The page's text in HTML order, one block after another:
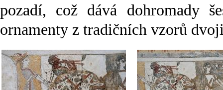
pozadí, což dává dohromady
ornamenty z tradičních vzorů